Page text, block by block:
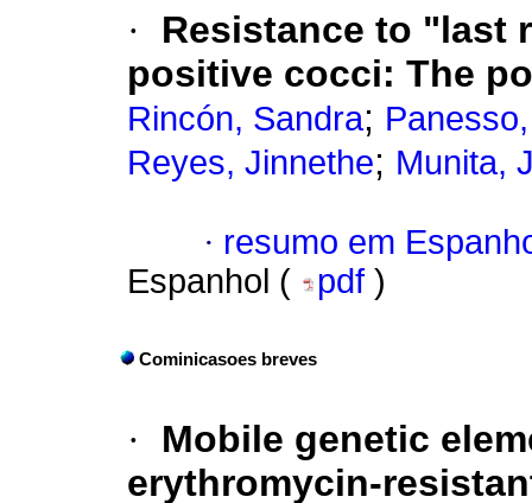
·
Resistance to "last
positive cocci: The
Rincón, Sandra;
Reyes, Jinnethe; Munita,
· resumo em
Espanhol (
pdf )
Cominicasoes breves
·
Mobile genetic
erythromycin-